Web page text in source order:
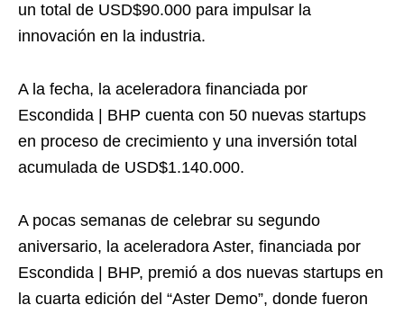
un total de USD$90.000 para impulsar la
innovación en la industria.
A la fecha, la aceleradora financiada por
Escondida | BHP cuenta con 50 nuevas startups
en proceso de crecimiento y una inversión total
acumulada de USD$1.140.000.
A pocas semanas de celebrar su segundo
aniversario, la aceleradora Aster, financiada por
Escondida | BHP, premió a dos nuevas startups en
la cuarta edición del “Aster Demo”, donde fueron